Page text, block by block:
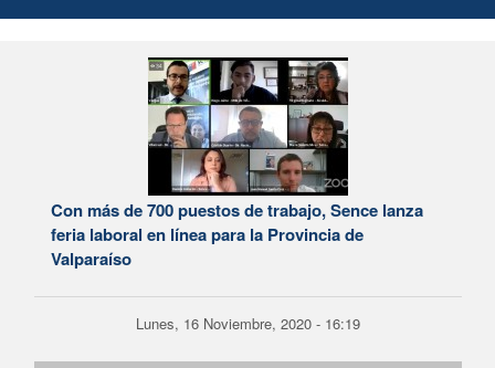
Con más de 700 puestos de trabajo, Sence lanza
feria laboral en línea para la Provincia de
Valparaíso
Lunes, 16 Noviembre, 2020 - 16:19